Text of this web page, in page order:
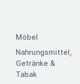
Möbel
Nahrungsmittel,
Getränke &
Tabak